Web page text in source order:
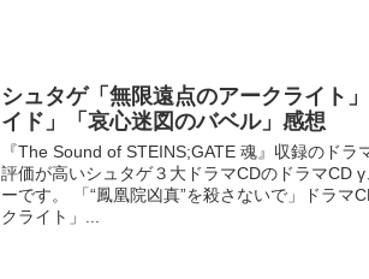
シュタゲ「無限遠点のアークライト
イド」「哀心迷図のバベル」感想
『The Sound of STEINS;GATE 魂』収録のドラ
評価が高いシュタゲ３大ドラマCDのドラマCD
ーです。 「“鳳凰院凶真”を殺さないで」ドラマ
クライト」...